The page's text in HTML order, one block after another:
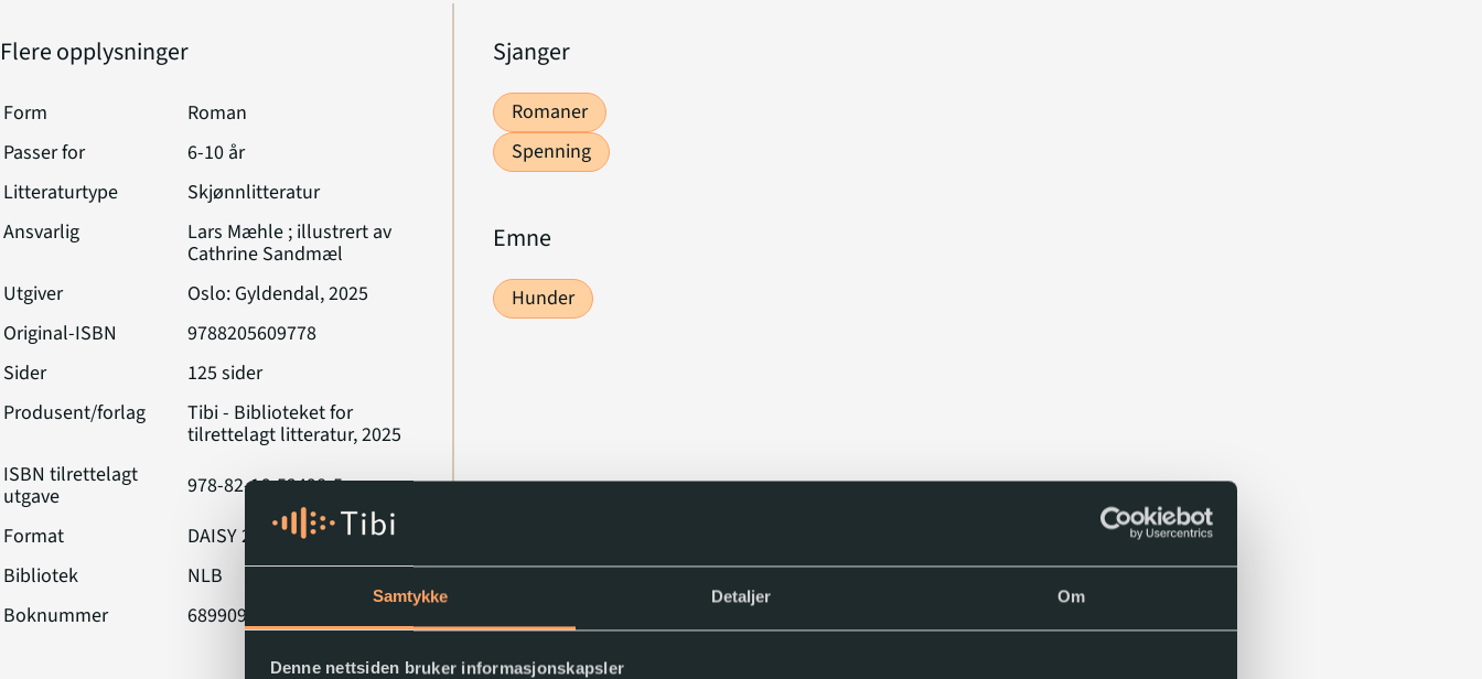
Samtykke Detaljer Om
Denne nettsiden bruker informasjonskapsler
Flere opplysninger
Form
Roman
Passer for
6-10 år
Litteraturtype
Skjønnlitteratur
Ansvarlig
Lars Mæhle ; illustrert av
Cathrine Sandmæl
Utgiver
Oslo: Gyldendal, 2025
Original-ISBN
9788205609778
Sider
125 sider
Produsent/forlag
Tibi - Biblioteket for
tilrettelagt litteratur, 2025
ISBN tilrettelagt
utgave
978-82-16-52498-5
Format
DAISY 2.02
Bibliotek
NLB
Boknummer
689909
Sjanger
Romaner
Spenning
Emne
Hunder